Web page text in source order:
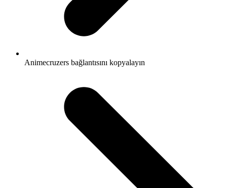
Animecruzers bağlantısını kopyalayın